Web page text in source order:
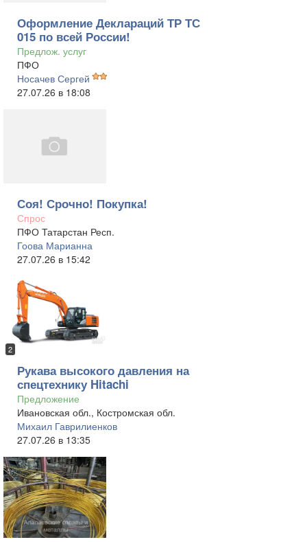
Оформление Деклараций ТР ТС
015 по всей России!
Предлож. услуг
ПФО
Носачев Сергей
27.07.26 в 18:08
Соя! Срочно! Покупка!
Спрос
ПФО Татарстан Респ.
Гоова Марианна
27.07.26 в 15:42
2
Рукава высокого давления на
спецтехнику Hitachi
Предложение
Ивановская обл., Костромская обл.
Михаил Гаврилиенков
27.07.26 в 13:35